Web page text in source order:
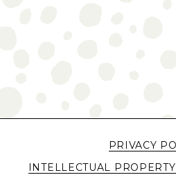
PRIVACY
INTELLECTUAL